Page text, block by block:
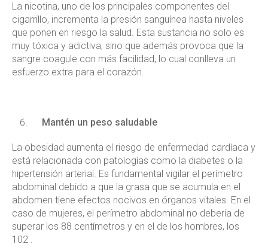
La nicotina, uno de los principales componentes del
cigarrillo, incrementa la presión sanguínea hasta niveles
que ponen en riesgo la salud. Esta sustancia no solo es
muy tóxica y adictiva, sino que además provoca que la
sangre coagule con más facilidad, lo cual conlleva un
esfuerzo extra para el corazón.
Mantén un peso saludable
La obesidad aumenta el riesgo de enfermedad cardíaca y
está relacionada con patologías como la diabetes o la
hipertensión arterial. Es fundamental vigilar el perímetro
abdominal debido a que la grasa que se acumula en el
abdomen tiene efectos nocivos en órganos vitales. En el
caso de mujeres, el perímetro abdominal no debería de
superar los 88 centímetros y en el de los hombres, los
102 .